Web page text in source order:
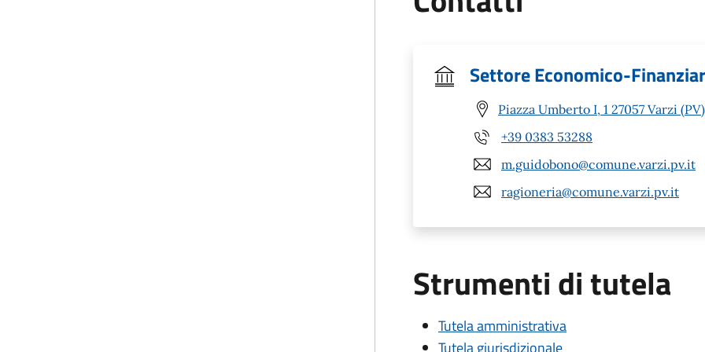
Settore Economico-
Piazza Umberto I, 1 27057 Varzi (PV)
+39 0383 53288
m.guidobono@comune.varzi.pv.it
ragioneria@comune.varzi.pv.it
Strumenti di tutela
Tutela amministrativa
Tutela giurisdizionale